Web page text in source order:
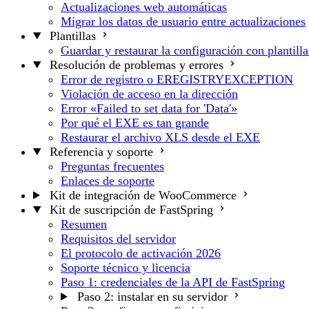
Actualizaciones web automáticas
Migrar los datos de usuario entre actualizaciones
Plantillas
Guardar y restaurar la configuración con
Resolución de problemas y errores
Error de registro o EREGISTRYEXCEPTION
Violación de acceso en la dirección
Error «Failed to set data for 'Data'»
Por qué el EXE es tan grande
Restaurar el archivo XLS desde el EXE
Referencia y soporte
Preguntas frecuentes
Enlaces de soporte
Kit de integración de WooCommerce
Kit de suscripción de FastSpring
Resumen
Requisitos del servidor
El protocolo de activación 2026
Soporte técnico y licencia
Paso 1: credenciales de la API de FastSpring
Paso 2: instalar en su servidor